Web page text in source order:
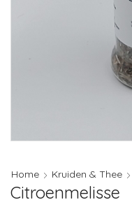
Home Kruiden & Thee
Citroenmelisse